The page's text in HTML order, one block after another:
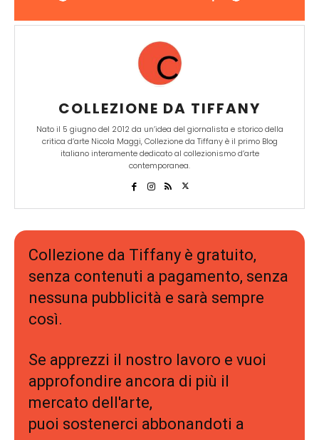
COLLEZIONE DA TIFFANY
Nato il 5 giugno del 2012 da un’idea del giornalista e storico della
critica d’arte Nicola Maggi, Collezione da Tiffany è il primo Blog
italiano interamente dedicato al collezionismo d’arte
contemporanea.
Collezione da Tiffany è gratuito,
senza contenuti a pagamento, senza
nessuna pubblicità e sarà sempre
così.
Se apprezzi il nostro lavoro e vuoi
approfondire ancora di più il
mercato dell'arte,
puoi sostenerci abbonandoti a